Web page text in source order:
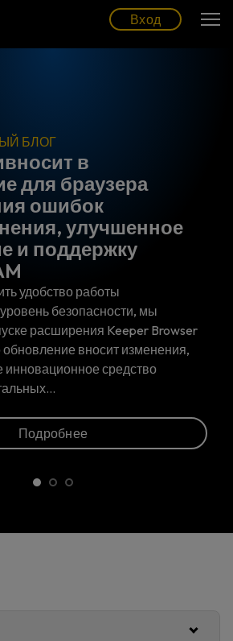
Вход
БЛОГ
в
для браузера
ошибок
улучшенное
и поддержку
удобство работы
безопасности, мы
расширения Keeper Browser
обновление вносит изменения,
средство
Подробнее